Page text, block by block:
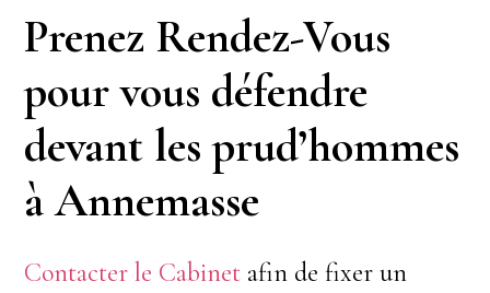
Prenez Rendez-Vous
pour vous défendre
devant les prud’hommes
à Annemasse
Contacter le Cabinet afin de fixer un